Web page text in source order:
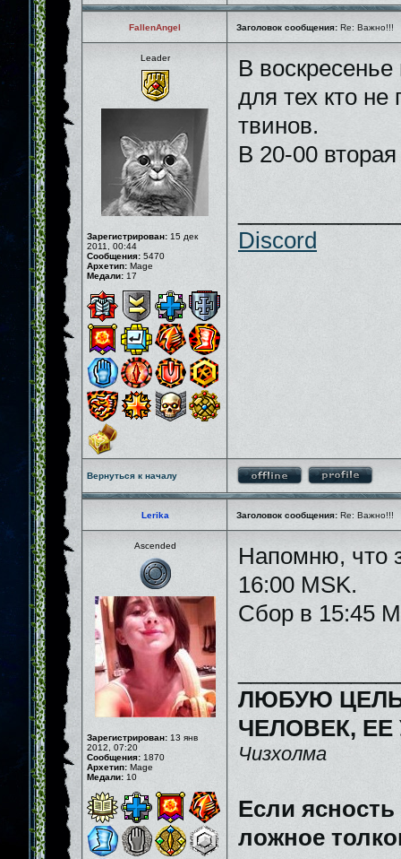
FallenAngel Заголовок сообщения: Re: Важно!!!
Leader
Зарегистрирован: 15 дек
2011, 00:44
Сообщения: 5470
Архетип: Mage
Медали: 17
В
для тех кто
твинов.
В 20-00
Discord
Вернуться к началу
Lerika Заголовок сообщения: Re: Важно!!!
Ascended
Зарегистрирован: 13 янв
2012, 07:20
Сообщения: 1870
Архетип: Mage
Медали: 10
Напомню, что
16:00 MSK.
Сбор в 15:45
ЛЮБУЮ
ЧЕЛОВЕК,
Чизхолма
Если
ложное